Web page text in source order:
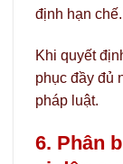
định hạn chế.
Khi quyết
phục đầy đủ
pháp luật.
6. Phân